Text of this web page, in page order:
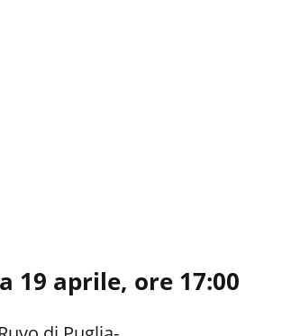
19 aprile, ore 17:00